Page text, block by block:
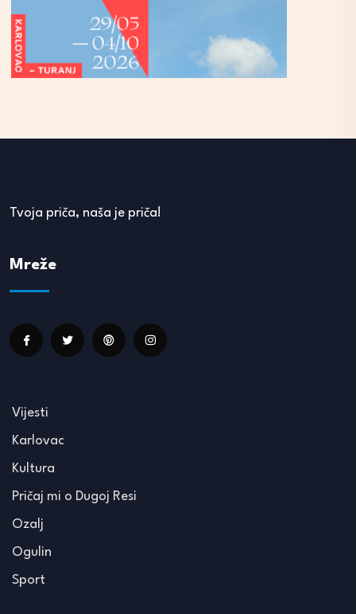
Tvoja priča, naša je priča!
Mreže
Vijesti
Karlovac
Kultura
Pričaj mi o Dugoj Resi
Ozalj
Ogulin
Sport